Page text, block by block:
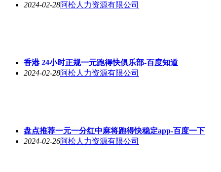
2024-02-28阿松人力资源有限公司
香港 24小时正规一元跑得快俱乐部-百度知道
2024-02-28阿松人力资源有限公司
盘点推荐一元一分红中麻将跑得快稳定app-百度一下
2024-02-26阿松人力资源有限公司